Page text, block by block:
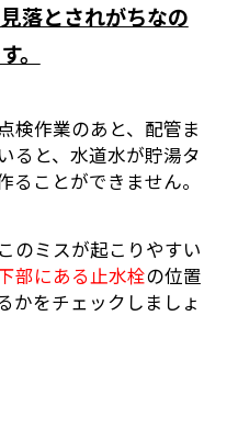
落とされがちなの
。
検作業のあと、配管ま
ると、水道水が貯湯タ
ることができません。
のミスが起こりやすい
部にある止水栓の位置
かをチェックしましょ